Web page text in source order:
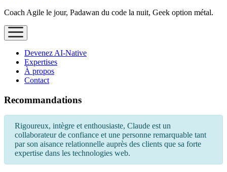
Coach Agile le jour, Padawan du code la nuit, Geek option métal.
ouvrir
le
Devenez AI‑Native
Expertises
À propos
Contact
Recommandations
Rigoureux, intègre et enthousiaste, Claude est un
collaborateur de confiance et une personne remarquable tant
par son aisance relationnelle auprès des clients que sa forte
expertise dans les technologies web.